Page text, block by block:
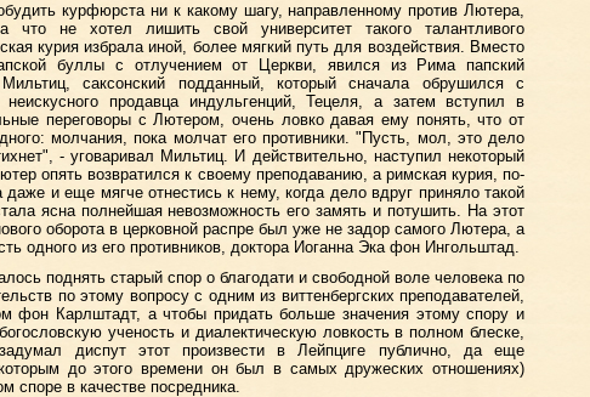
курфюрста ни к какому шагу, направленному против Лютера,
не хотел лишить свой университет такого талантливого
курия избрала иной, более мягкий путь для воздействия. Вместо
буллы с отлучением от Церкви, явился из Рима папский
саксонский подданный, который сначала обрушился с
продавца индульгенций, Тецеля, а затем вступил в
переговоры с Лютером, очень ловко давая ему понять, что от
молчания, пока молчат его противники. "Пусть, мол, это дело
- уговаривал Мильтиц. И действительно, наступил некоторый
опять возвратился к своему преподаванию, а римская курия, по-
и еще мягче отнестись к нему, когда дело вдруг приняло такой
ясна полнейшая невозможность его замять и потушить. На этот
оборота в церковной распре был уже не задор самого Лютера, а
одного из его противников, доктора Иоганна Эка фон Ингольштад.
поднять старый спор о благодати и свободной воле человека по
по этому вопросу с одним из виттенбергских преподавателей,
фон Карлштадт, а чтобы придать больше значения этому спору и
ученость и диалектическую ловкость в полном блеске,
диспут этот произвести в Лейпциге публично, да еще
до этого времени он был в самых дружеских отношениях)
споре в качестве посредника.